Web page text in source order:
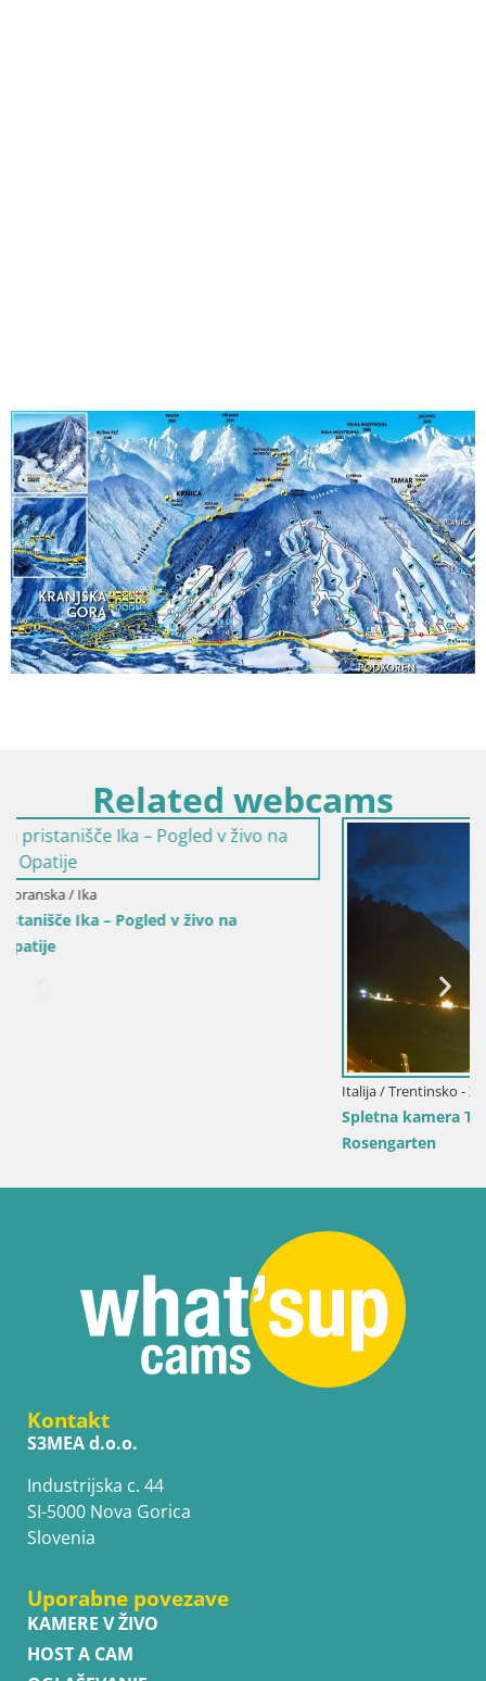
Related webcams
Spletna kamera Toblach Dolomiti – Pogled iz hotela
Kontakt
S3MEA d.o.o.
Industrijska c. 44
SI-5000 Nova Gorica
Slovenia
Uporabne povezave
KAMERE V ŽIVO
HOST A CAM